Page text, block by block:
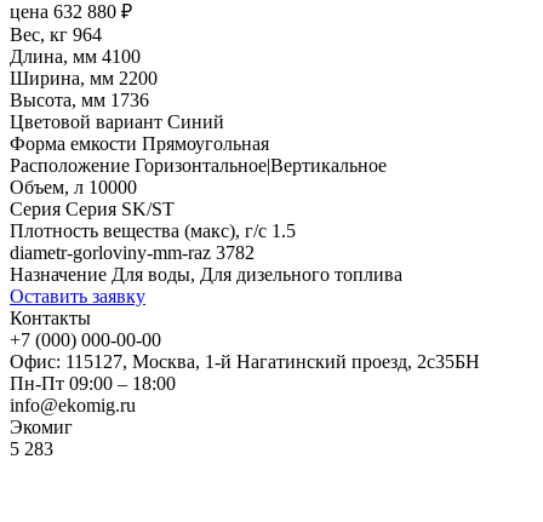
цена 632 880 ₽
Вес, кг 964
Длина, мм 4100
Ширина, мм 2200
Высота, мм 1736
Цветовой вариант Синий
Форма емкости Прямоугольная
Расположение Горизонтальное|Вертикальное
Объем, л 10000
Серия Серия SK/ST
Плотность вещества (макс), г/с 1.5
diametr-gorloviny-mm-raz 3782
Назначение Для воды, Для дизельного топлива
Оставить заявку
Контакты
+7 (000) 000-00-00
Офис: 115127, Москва, 1-й Нагатинский проезд, 2с35БН
Пн-Пт 09:00 – 18:00
info@ekomig.ru
Экомиг
5 283